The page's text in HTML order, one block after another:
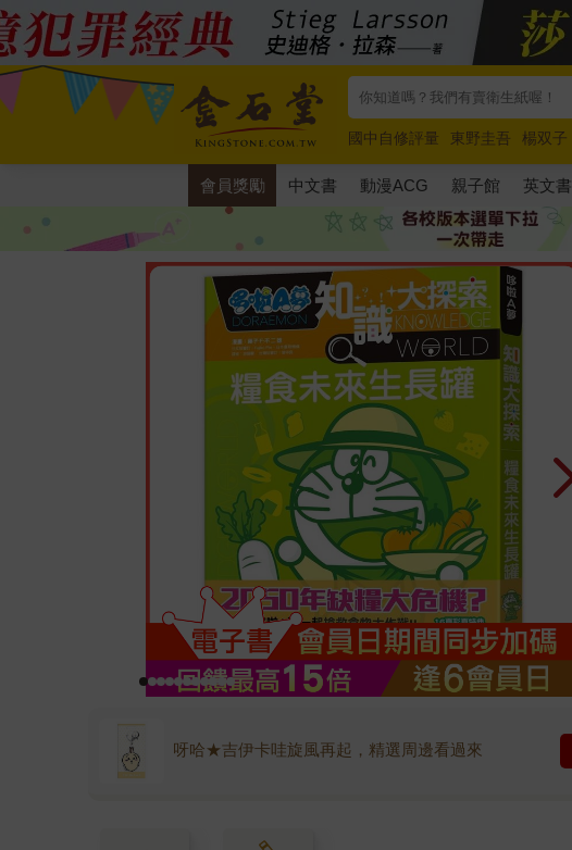
國中自修評量 東野圭吾 楊双子
唯紅花綻放
奧德賽 路邊攤新作
會員獎勵 中文書 動漫ACG 親子館 英文書
呀哈★吉伊卡哇旋風再起，精選周邊看過來